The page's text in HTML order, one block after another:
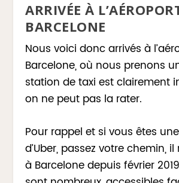
ARRIVÉE À
BARCELONE
Nous voici donc arrivés à
Barcelone, où nous prenons
station de taxi est clairement
on ne peut pas la rater.
Pour rappel et si vous êtes
d’Uber, passez votre chemin, il
à Barcelone depuis février